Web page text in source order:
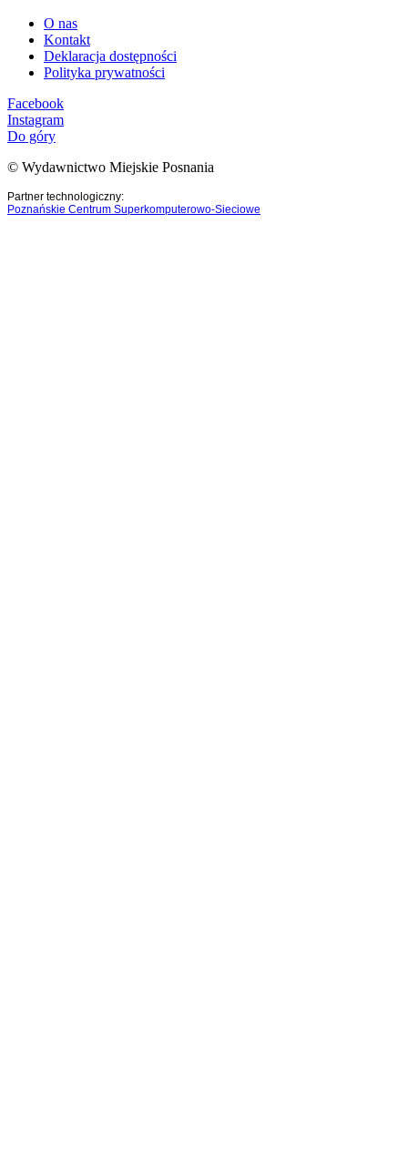
O nas
Kontakt
Deklaracja dostępności
Polityka prywatności
Facebook
Instagram
Do góry
© Wydawnictwo Miejskie Posnania
Partner technologiczny:
Poznańskie Centrum Superkomputerowo-Sieciowe